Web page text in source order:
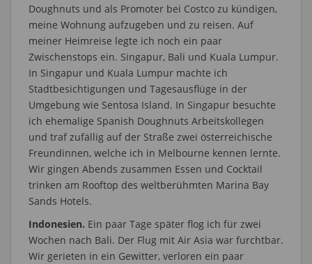
Doughnuts und als Promoter bei Costco zu kündigen,
meine Wohnung aufzugeben und zu reisen. Auf
meiner Heimreise legte ich noch ein paar
Zwischenstops ein. Singapur, Bali und Kuala Lumpur.
In Singapur und Kuala Lumpur machte ich
Stadtbesichtigungen und Tagesausflüge in der
Umgebung wie Sentosa Island. In Singapur besuchte
ich ehemalige Spanish Doughnuts Arbeitskollegen
und traf zufällig auf der Straße zwei österreichische
Freundinnen, welche ich in Melbourne kennen lernte.
Wir gingen Abends zusammen Essen und Cocktail
trinken am Rooftop des weltberühmten Marina Bay
Sands Hotels.
Indonesien. Ein paar Tage später flog ich für zwei
Wochen nach Bali. Der Flug mit Air Asia war furchtbar.
Wir gerieten in ein Gewitter, verloren ein paar